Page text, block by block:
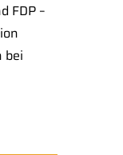
FDP –
bei